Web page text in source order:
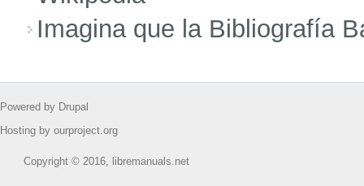
Imagina que la Bibliografía
Powered by Drupal
Hosting by ourproject.org
Copyright © 2016, libremanuals.net